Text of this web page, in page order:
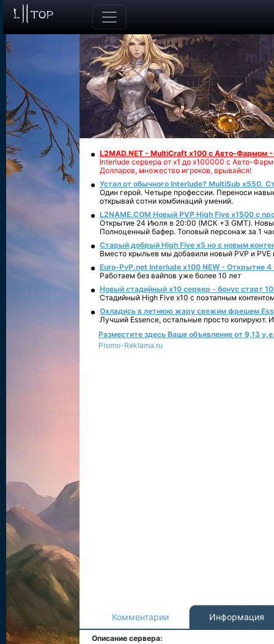
L2MAD.NET - MultiCraft x100 с Авто-Фармом
Interlude сервера от х1 до х100000 с Авто-
Долларов, множество игроков, врывайся!
Устал от обычного Interlude? MultiSub x550.
Один герой. Четыре профессии. Переноси
открывай сотни комбинаций умений.
L2NAME.COM Новый PVP High Five x1500 с
Открытие 24 Июля в 20:00 (МСК +3 GMT).
Полноценный бафер. Топовый персонаж за 1
Старый добрый High Five x5 но с новым
Вместо крыльев мы добавили новый PVP и PVE
Euro-PvP.net Interlude х100 NEW - Открытие 4
Работаем без вайпов уже более 10 лет
Новый стадийный х10 сервер - бонус старт
Стадийный High Five x10 с поэтапным
Охладись в летнюю жару свежим фрешем
Лучший Essence, остальные просто копируют.
Разместите здесь Ваше объявление от 9,13
Promo-Reklama.ru
Комментарии Информация
Описание сервера: